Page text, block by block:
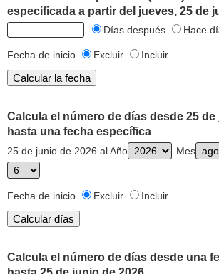
especificada a partir del jueves, 25 de
Días después Hace
Fecha de inicio Excluir Incluir
Calcula el número de días desde 25 de
hasta una fecha específica
25 de junio de 2026 al Año Mes
Fecha de inicio Excluir Incluir
Calcula el número de días desde una